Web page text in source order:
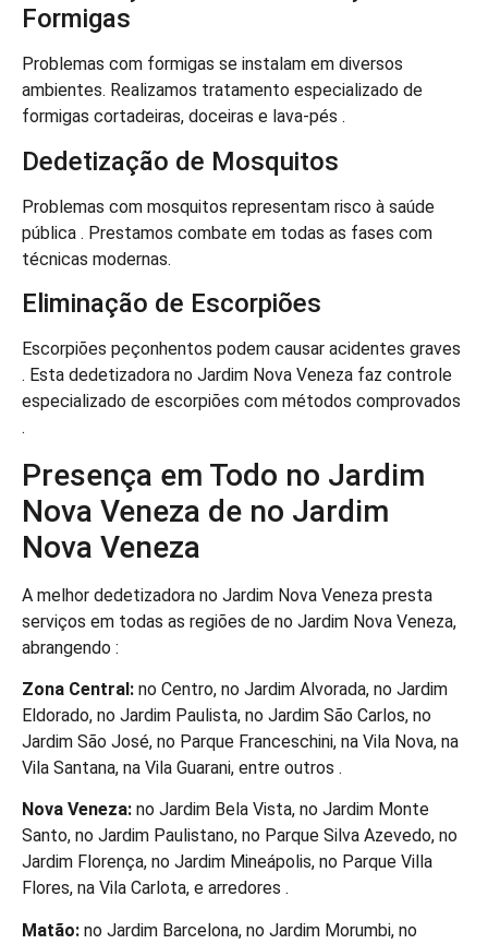
Formigas
Problemas com formigas se instalam em diversos
ambientes. Realizamos tratamento especializado de
formigas cortadeiras, doceiras e lava-pés .
Dedetização de Mosquitos
Problemas com mosquitos representam risco à saúde
pública . Prestamos combate em todas as fases com
técnicas modernas.
Eliminação de Escorpiões
Escorpiões peçonhentos podem causar acidentes graves
. Esta dedetizadora no Jardim Nova Veneza faz controle
especializado de escorpiões com métodos comprovados
.
Presença em Todo no Jardim
Nova Veneza de no Jardim
Nova Veneza
A melhor dedetizadora no Jardim Nova Veneza presta
serviços em todas as regiões de no Jardim Nova Veneza,
abrangendo :
Zona Central: no Centro, no Jardim Alvorada, no Jardim
Eldorado, no Jardim Paulista, no Jardim São Carlos, no
Jardim São José, no Parque Franceschini, na Vila Nova, na
Vila Santana, na Vila Guarani, entre outros .
Nova Veneza: no Jardim Bela Vista, no Jardim Monte
Santo, no Jardim Paulistano, no Parque Silva Azevedo, no
Jardim Florença, no Jardim Mineápolis, no Parque Villa
Flores, na Vila Carlota, e arredores .
Matão: no Jardim Barcelona, no Jardim Morumbi, no